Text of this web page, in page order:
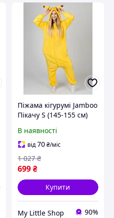
Піжама кігурумі Jamboo
Пікачу S (145-155 см)
В наявності
від70₴/міс
699₴
1 027 ₴
Купити
My Little Shop 90%